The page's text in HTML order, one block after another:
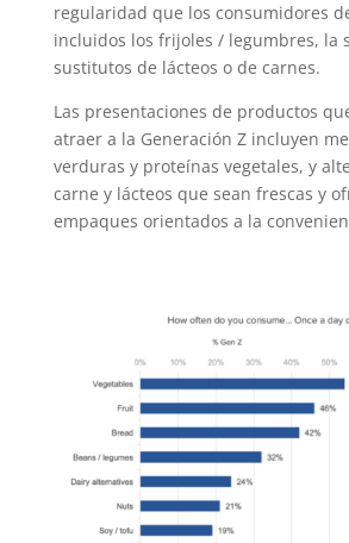
regularidad que los consumidores
incluidos los frijoles / legumbres, la
sustitutos de lácteos o de carnes.
Las presentaciones de productos
atraer a la Generación Z incluyen
verduras y proteínas vegetales, y
carne y lácteos que sean frescas y
empaques orientados a la